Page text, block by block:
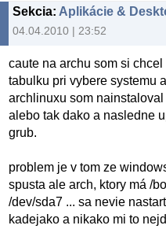
Sekcia: Aplikácie &
04.04.2010 | 23:52
caute na archu som si
tabulku pri vybere systemu
archlinuxu som
alebo tak dako a nasledne
grub.
problem je v tom ze
spusta ale arch, ktory má /
/dev/sda7 ... sa nevie
kadejako a nikako mi to